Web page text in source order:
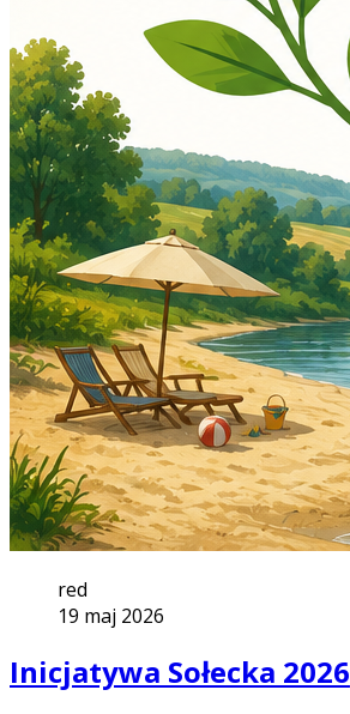
red
19 maj 2026
Inicjatywa Sołecka 2026